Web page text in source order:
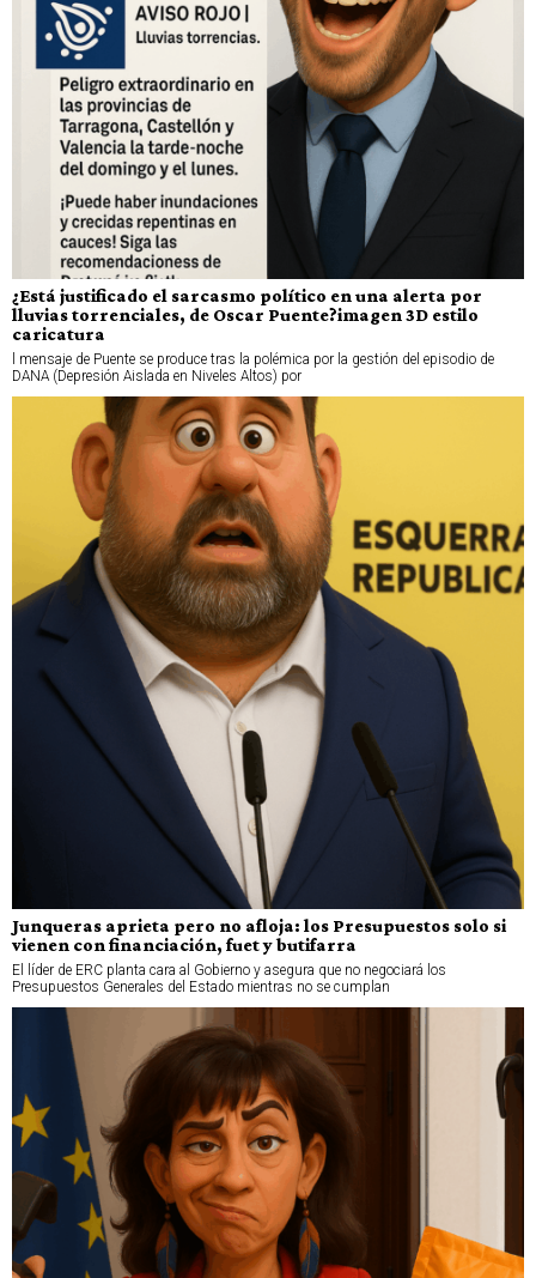
¿Está justificado el sarcasmo político en una alerta por
lluvias torrenciales, de Oscar Puente?imagen 3D estilo
caricatura
l mensaje de Puente se produce tras la polémica por la gestión del episodio de
DANA (Depresión Aislada en Niveles Altos) por
Junqueras aprieta pero no afloja: los Presupuestos solo si
vienen con financiación, fuet y butifarra
El líder de ERC planta cara al Gobierno y asegura que no negociará los
Presupuestos Generales del Estado mientras no se cumplan